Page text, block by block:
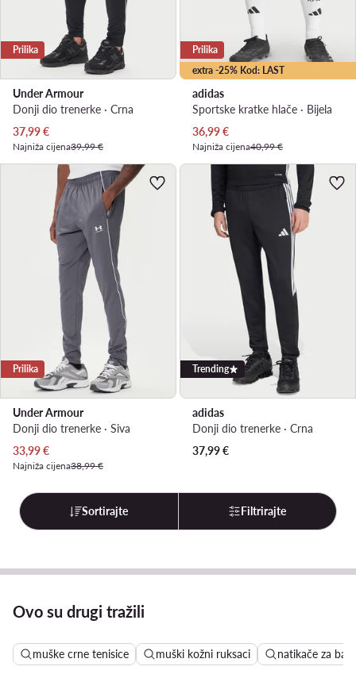
Prilika
Under Armour
Donji dio trenerke · Crna
Trenutna cijena
37,99€
Najniža cijena39,99 €
extra -25% Kod: LAST
Prilika
adidas
Sportske kratke hlače · Bijela
Trenutna cijena
36,99€
Najniža cijena40,99 €
Prilika
Under Armour
Donji dio trenerke · Siva
Trenutna cijena
33,99€
Najniža cijena38,99 €
Trending
adidas
Donji dio trenerke · Crna
37,99€
Sortirajte Filtrirajte
Ovo su drugi tražili
muške crne tenisice muški kožni ruksaci natikače za